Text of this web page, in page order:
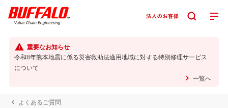
重要なお知らせ
令和8年熊本地震に係る災害救助法適用地域に対する特別修理サービス
について
一覧へ
よくあるご質問